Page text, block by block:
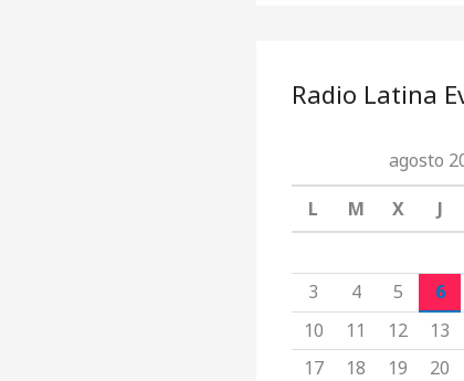
Radio Latina
agosto
L
M X J
3
4 5 6
10
11 12 13
17
18 19 20